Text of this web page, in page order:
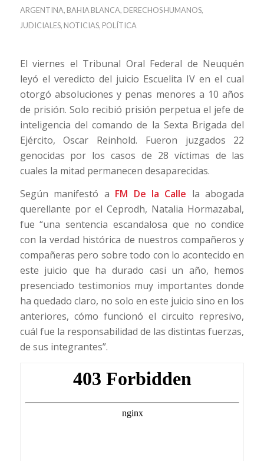
ARGENTINA, BAHIA BLANCA, DERECHOS HUMANOS,
JUDICIALES, NOTICIAS, POLÍTICA
El viernes el Tribunal Oral Federal de Neuquén
leyó el veredicto del juicio Escuelita IV en el cual
otorgó absoluciones y penas menores a 10 años
de prisión. Solo recibió prisión perpetua el jefe de
inteligencia del comando de la Sexta Brigada del
Ejército, Oscar Reinhold. Fueron juzgados 22
genocidas por los casos de 28 víctimas de las
cuales la mitad permanecen desaparecidas.
Según manifestó a FM De la Calle la abogada
querellante por el Ceprodh, Natalia Hormazabal,
fue “una sentencia escandalosa que no condice
con la verdad histórica de nuestros compañeros y
compañeras pero sobre todo con lo acontecido en
este juicio que ha durado casi un año, hemos
presenciado testimonios muy importantes donde
ha quedado claro, no solo en este juicio sino en los
anteriores, cómo funcionó el circuito represivo,
cuál fue la responsabilidad de las distintas fuerzas,
de sus integrantes”.